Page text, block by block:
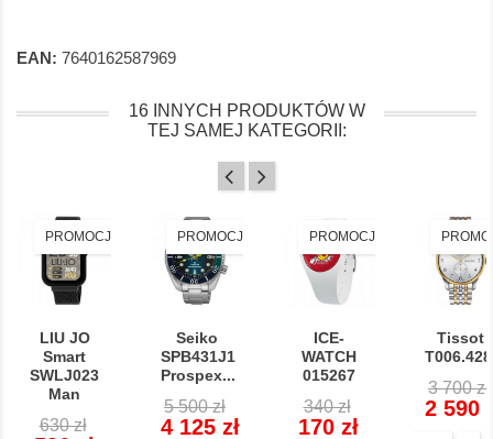
EAN: 7640162587969
16 INNYCH PRODUKTÓW W
TEJ SAMEJ KATEGORII:
PROMOCJA!
LIU JO
Smart
SWLJ023
Man
Cena
630 zł
PROMOCJA!
Seiko
SPB431J1
Prospex...
Cena
regularna
5 500 zł
4 125 zł
PROMOCJA!
ICE-
WATCH
015267
Cena
regularna
340 zł
170 zł
Tissot
Cena
3 700 zł
2 590